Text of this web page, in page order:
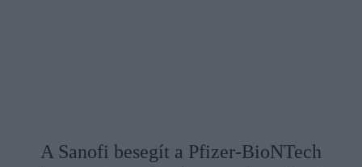
A Sanofi besegít a Pfizer-BioNTech